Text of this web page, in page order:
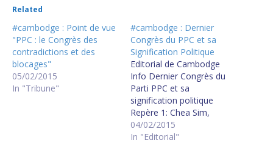
Related
#cambodge : Point de vue
"PPC : le Congrès des
contradictions et des
blocages"
05/02/2015
In "Tribune"
#cambodge : Dernier
Congrès du PPC et sa
Signification Politique
Editorial de Cambodge
Info Dernier Congrès du
Parti PPC et sa
signification politique
Repère 1: Chea Sim,
Président du Parti est très
malade Il a été
04/02/2015
In "Editorial"